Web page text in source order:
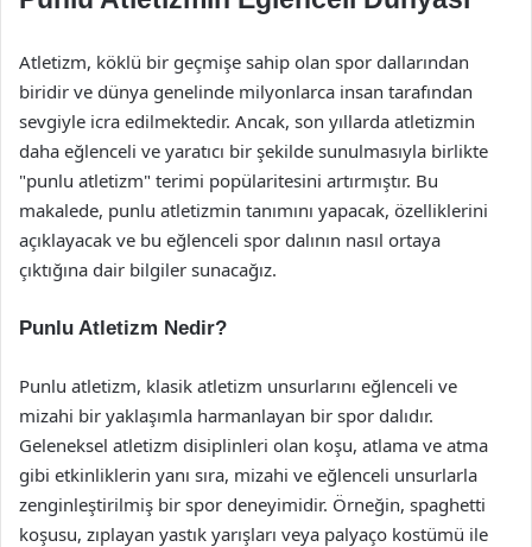
Atletizm, köklü bir geçmişe sahip olan spor dallarından
biridir ve dünya genelinde milyonlarca insan tarafından
sevgiyle icra edilmektedir. Ancak, son yıllarda atletizmin
daha eğlenceli ve yaratıcı bir şekilde sunulmasıyla birlikte
"punlu atletizm" terimi popülaritesini artırmıştır. Bu
makalede, punlu atletizmin tanımını yapacak, özelliklerini
açıklayacak ve bu eğlenceli spor dalının nasıl ortaya
çıktığına dair bilgiler sunacağız.
Punlu Atletizm Nedir?
Punlu atletizm, klasik atletizm unsurlarını eğlenceli ve
mizahi bir yaklaşımla harmanlayan bir spor dalıdır.
Geleneksel atletizm disiplinleri olan koşu, atlama ve atma
gibi etkinliklerin yanı sıra, mizahi ve eğlenceli unsurlarla
zenginleştirilmiş bir spor deneyimidir. Örneğin, spaghetti
koşusu, zıplayan yastık yarışları veya palyaço kostümü ile